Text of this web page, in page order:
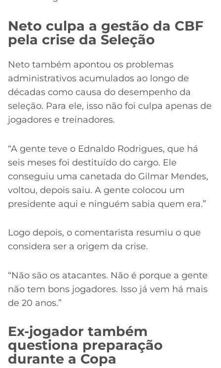
Neto culpa a gestão da CBF
pela crise da Seleção
Neto também apontou os problemas
administrativos acumulados ao longo de
décadas como causa do desempenho da
seleção. Para ele, isso não foi culpa apenas de
jogadores e treinadores.
“A gente teve o Ednaldo Rodrigues, que há
seis meses foi destituído do cargo. Ele
conseguiu uma canetada do Gilmar Mendes,
voltou, depois saiu. A gente colocou um
presidente aqui e ninguém sabia quem era.”
Logo depois, o comentarista resumiu o que
considera ser a origem da crise.
“Não são os atacantes. Não é porque a gente
não tem bons jogadores. Isso já vem há mais
de 20 anos.”
Ex-jogador também
questiona preparação
durante a Copa